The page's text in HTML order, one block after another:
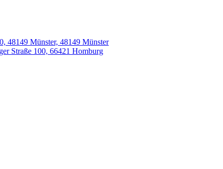
48149 Münster, 48149 Münster
Straße 100, 66421 Homburg